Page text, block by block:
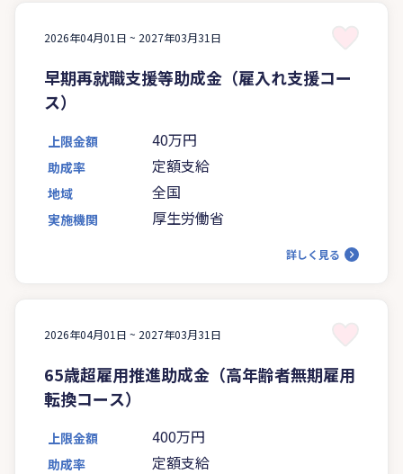
2026年04月01日 ~ 2027年03月31日
早期再就職支援等助成金（雇入れ支援コー
ス）
上限金額 40万円
助成率 定額支給
地域 全国
実施機関 厚生労働省
詳しく見る
2026年04月01日 ~ 2027年03月31日
65歳超雇用推進助成金（高年齢者無期雇用
転換コース）
上限金額 400万円
助成率 定額支給